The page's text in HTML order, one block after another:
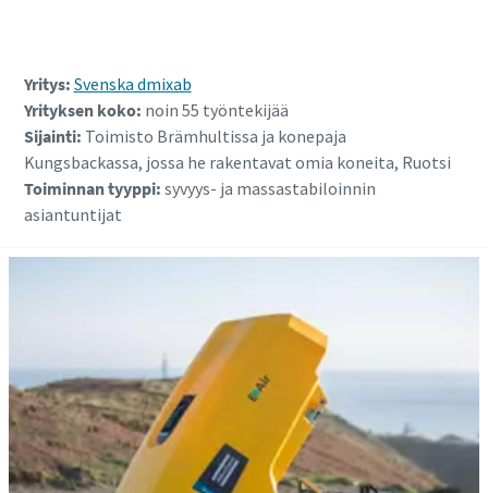
Yritys: Svenska dmixab
Yrityksen koko: noin 55 työntekijää
Sijainti: Toimisto Brämhultissa ja konepaja
Kungsbackassa, jossa he rakentavat omia koneita, Ruotsi
Toiminnan tyyppi: syvyys- ja massastabiloinnin
asiantuntijat